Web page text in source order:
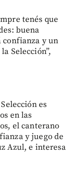
tenés que
buena
confianza y un
Selección”,
es
en las
el canterano
y juego de
Azul, e interesa